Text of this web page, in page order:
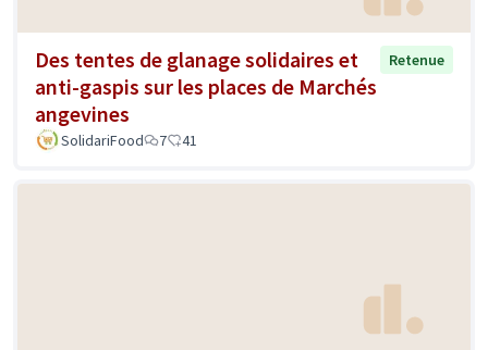
Des tentes de glanage solidaires et
anti-gaspis sur les places de Marchés
angevines
Retenue
SolidariFood 7 41